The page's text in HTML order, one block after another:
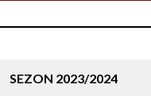
SEZON 2023/2024